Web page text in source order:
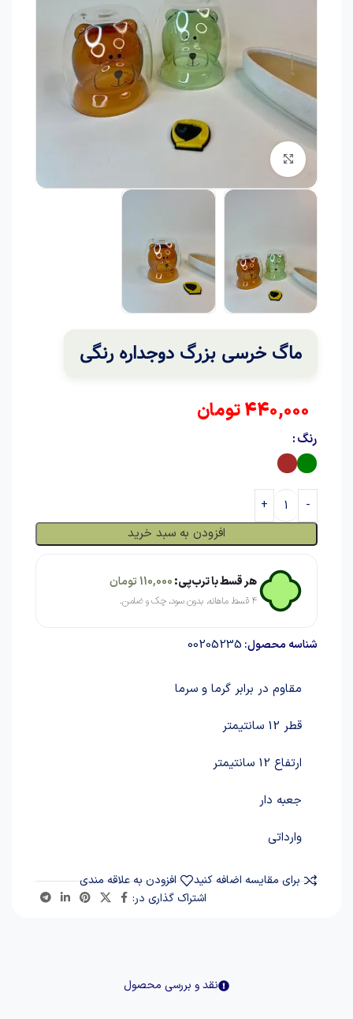
برای بزرگنمایی کلیک کنید
ماگ خرسی بزرگ دوجداره رنگی
440,000تومان
رنگ
افزودن به سبد خرید
هر قسط با ترب‌پی:110,000تومان
۴ قسط ماهانه. بدون سود، چک و ضامن.
شناسه محصول: 00205235
مقاوم در برابر گرما و سرما
قطر 12 سانتیمتر
ارتفاع 12 سانتیمتر
جعبه دار
وارداتی
برای مقایسه اضافه کنید
افزودن به علاقه مندی
اشتراک گذاری در:
نقد و بررسی محصول